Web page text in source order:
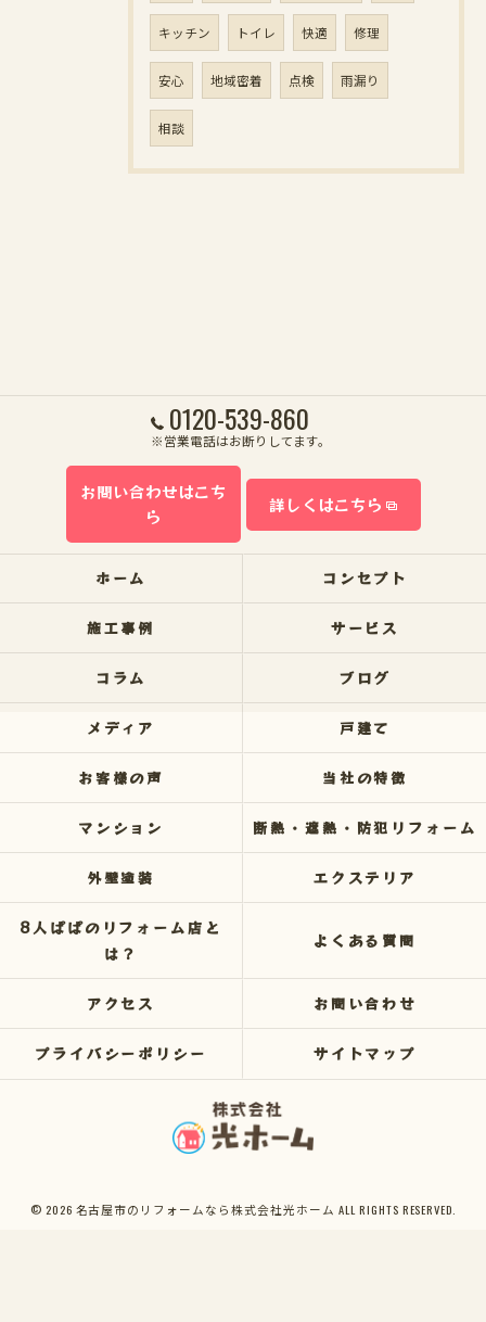
キッチン トイレ 快適 修理
安心 地域密着 点検 雨漏り
相談
0120-539-860
※営業電話はお断りしてます。
お問い合わせはこち
ら
詳しくはこちら
ホーム コンセプト
施工事例 サービス
コラム ブログ
メディア 戸建て
お客様の声 当社の特徴
マンション 断熱・遮熱・防犯リフォーム
外壁塗装 エクステリア
8人ぱぱのリフォーム店と
は？
よくある質問
アクセス お問い合わせ
プライバシーポリシー サイトマップ
© 2026 名古屋市のリフォームなら株式会社光ホーム ALL RIGHTS RESERVED.